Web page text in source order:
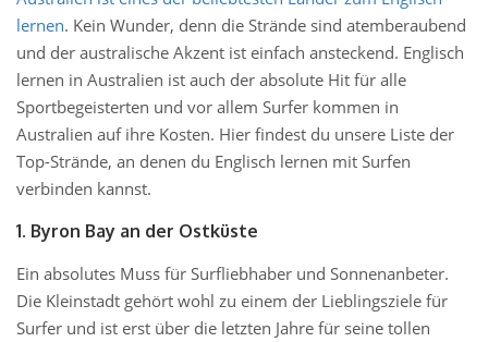
lernen. Kein Wunder, denn die Strände sind atemberaubend
und der australische Akzent ist einfach ansteckend. Englisch
lernen in Australien ist auch der absolute Hit für alle
Sportbegeisterten und vor allem Surfer kommen in
Australien auf ihre Kosten. Hier findest du unsere Liste der
Top-Strände, an denen du Englisch lernen mit Surfen
verbinden kannst.
1. Byron Bay an der Ostküste
Ein absolutes Muss für Surfliebhaber und Sonnenanbeter.
Die Kleinstadt gehört wohl zu einem der Lieblingsziele für
Surfer und ist erst über die letzten Jahre für seine tollen